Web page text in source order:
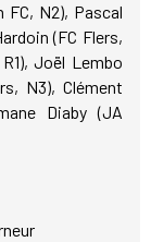
FC, N2), Pascal
(FC Flers,
Joël Lembo
N3), Clément
Diaby (JA